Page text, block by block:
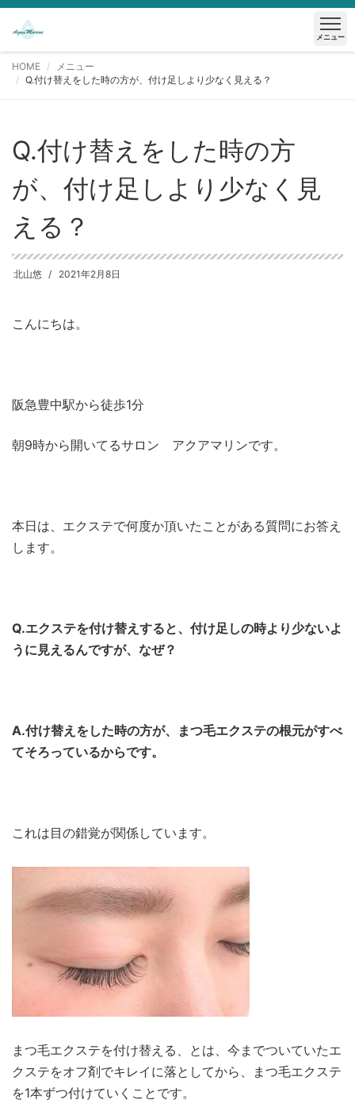
メニュー
HOME
メニュー
Q.付け替えをした時の方が、付け足しより少なく見える？
Q.付け替えをした時の方
が、付け足しより少なく見
える？
北山悠 2021年2月8日
こんにちは。
阪急豊中駅から徒歩1分
朝9時から開いてるサロン アクアマリンです。
本日は、エクステで何度か頂いたことがある質問にお答え
します。
Q.エクステを付け替えすると、付け足しの時より少ないよ
うに見えるんですが、なぜ？
A.付け替えをした時の方が、まつ毛エクステの根元がすべ
てそろっているからです。
これは目の錯覚が関係しています。
まつ毛エクステを付け替える、とは、今までついていたエ
クステをオフ剤でキレイに落としてから、まつ毛エクステ
を1本ずつ付けていくことです。